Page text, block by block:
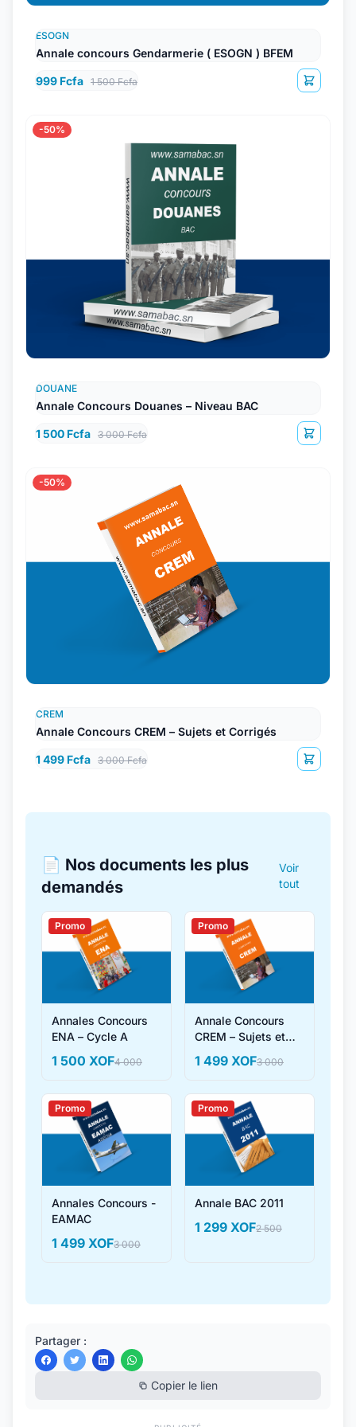
ESOGN
Annale concours Gendarmerie ( ESOGN ) BFEM
999 Fcfa 1 500 Fcfa
-50%
DOUANE
Annale Concours Douanes – Niveau BAC
1 500 Fcfa 3 000 Fcfa
-50%
CREM
Annale Concours CREM – Sujets et Corrigés
1 499 Fcfa 3 000 Fcfa
📄 Nos documents les plus
demandés
Voir
tout
Promo
Annales Concours
ENA – Cycle A
1 500 XOF4 000
Promo
Annale Concours
CREM – Sujets et
1 499 XOF3 000
Promo
Annales Concours -
EAMAC
1 499 XOF3 000
Promo
Annale BAC 2011
1 299 XOF2 500
Partager :
Copier le lien